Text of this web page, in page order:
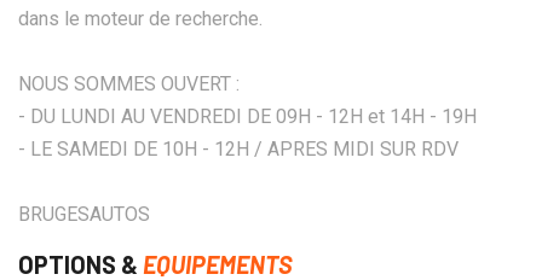
dans le moteur de recherche.
NOUS SOMMES OUVERT :
- DU LUNDI AU VENDREDI DE 09H - 12H et 14H - 19H
- LE SAMEDI DE 10H - 12H / APRES MIDI SUR RDV
BRUGESAUTOS
OPTIONS & EQUIPEMENTS